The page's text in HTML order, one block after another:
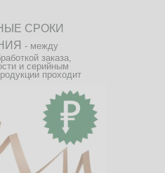
СРОКИ
- между
заказа,
и серийным
проходит